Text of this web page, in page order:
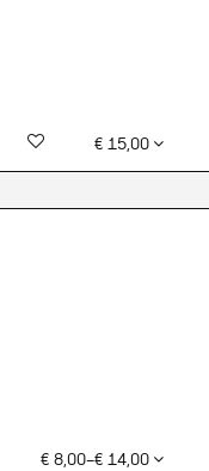
€ 15,00
€ 8,00–€ 14,00